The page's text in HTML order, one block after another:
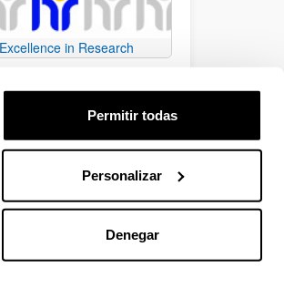
Permitir todas
Personalizar
Denegar
in Research